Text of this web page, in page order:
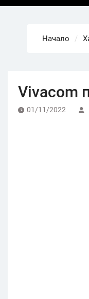
Начало
Vivacom
01/11/2022